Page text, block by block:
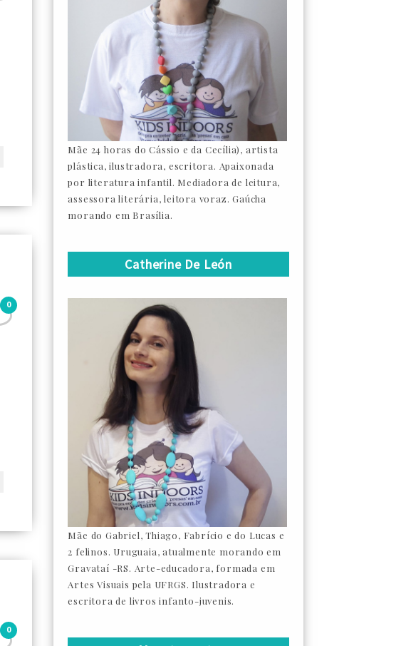
0
0
Mãe 24 horas do Cássio e da Cecília), artista
plástica, ilustradora, escritora. Apaixonada
por literatura infantil. Mediadora de leitura,
assessora literária, leitora voraz. Gaúcha
morando em Brasília.
Catherine De León
Mãe do Gabriel, Thiago, Fabrício e do Lucas e
2 felinos. Uruguaia, atualmente morando em
Gravataí -RS. Arte-educadora, formada em
Artes Visuais pela UFRGS. Ilustradora e
escritora de livros infanto-juvenis.